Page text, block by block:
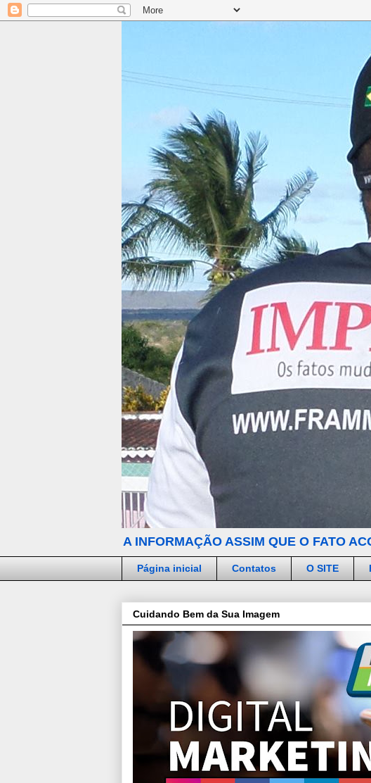
A INFORMAÇÃO ASSIM QUE O FATO
Página inicial Contatos O SITE
Cuidando Bem da Sua Imagem